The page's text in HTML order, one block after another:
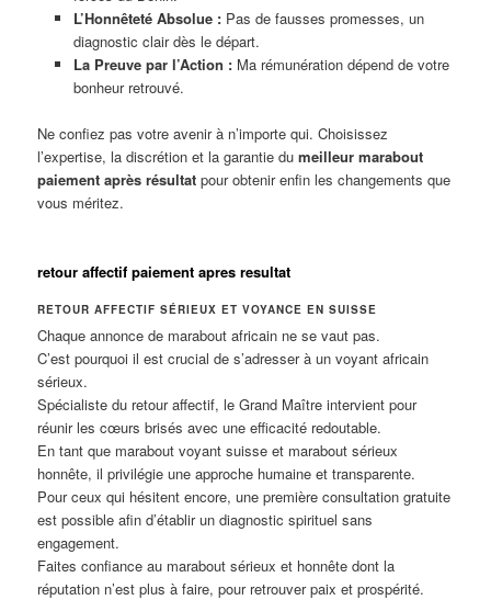
L’Honnêteté Absolue :Pas de fausses promesses, un
diagnostic clair dès le départ.
La Preuve par l’Action :Ma rémunération dépend de votre
bonheur retrouvé.
Ne confiez pas votre avenir à n’importe qui. Choisissez
l’expertise, la discrétion et la garantie dumeilleur marabout
paiement après résultat pour obtenir enfin les changements que
vous méritez.
retour affectif paiement apres resultat
RETOUR AFFECTIF SÉRIEUX ET VOYANCE EN SUISSE
Chaque annonce de marabout africain ne se vaut pas.
C’est pourquoi il est crucial de s’adresser à un voyant africain
sérieux.
Spécialiste du retour affectif, le Grand Maître intervient pour
réunir les cœurs brisés avec une efficacité redoutable.
En tant que marabout voyant suisse et marabout sérieux
honnête, il privilégie une approche humaine et transparente.
Pour ceux qui hésitent encore, une première consultation gratuite
est possible afin d’établir un diagnostic spirituel sans
engagement.
Faites confiance au marabout sérieux et honnête dont la
réputation n’est plus à faire, pour retrouver paix et prospérité.